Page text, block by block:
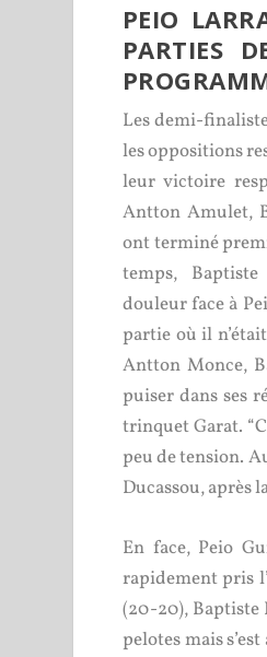
PEIO
PARTIES
Les demi-
les oppositions
leur victoire
Antton Amulet,
ont terminé
temps,
douleur face à
partie où il
Antton Monce,
puiser dans ses
trinquet Garat.
peu de tension.
Ducassou, après
En face, Peio
rapidement pris
(20-20), Baptiste
pelotes mais